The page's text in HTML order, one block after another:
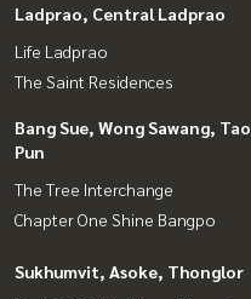
Ladprao, Central Ladprao
Life Ladprao
The Saint Residences
Bang Sue, Wong Sawang, Tao
Pun
The Tree Interchange
Chapter One Shine Bangpo
Sukhumvit, Asoke, Thonglor